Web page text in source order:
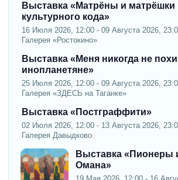
Выставка «Матрёны и матрёшки
культурного кода»
16 Июля 2026, 12:00 - 09 Августа 2026,
Галерея «Ростокино»
Выставка «Меня никогда не
инопланетяне»
25 Июля 2026, 12:00 - 09 Августа 2026,
Галерея «ЗДЕСЬ на Таганке»
Выставка «Постграффити»
02 Июля 2026, 12:00 - 13 Августа 2026,
Галерея Давыдково
Выставка «Пионеры
Омана»